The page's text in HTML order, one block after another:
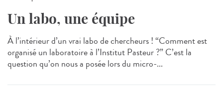
Un labo, une équipe
À l’intérieur d’un vrai labo de chercheurs ! “Comment est
organisé un laboratoire à l’Institut Pasteur ?” C’est la
question qu’on nous a posée lors du micro-...